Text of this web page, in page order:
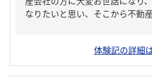
なりたいと思い、そこから不動
体験記の詳細